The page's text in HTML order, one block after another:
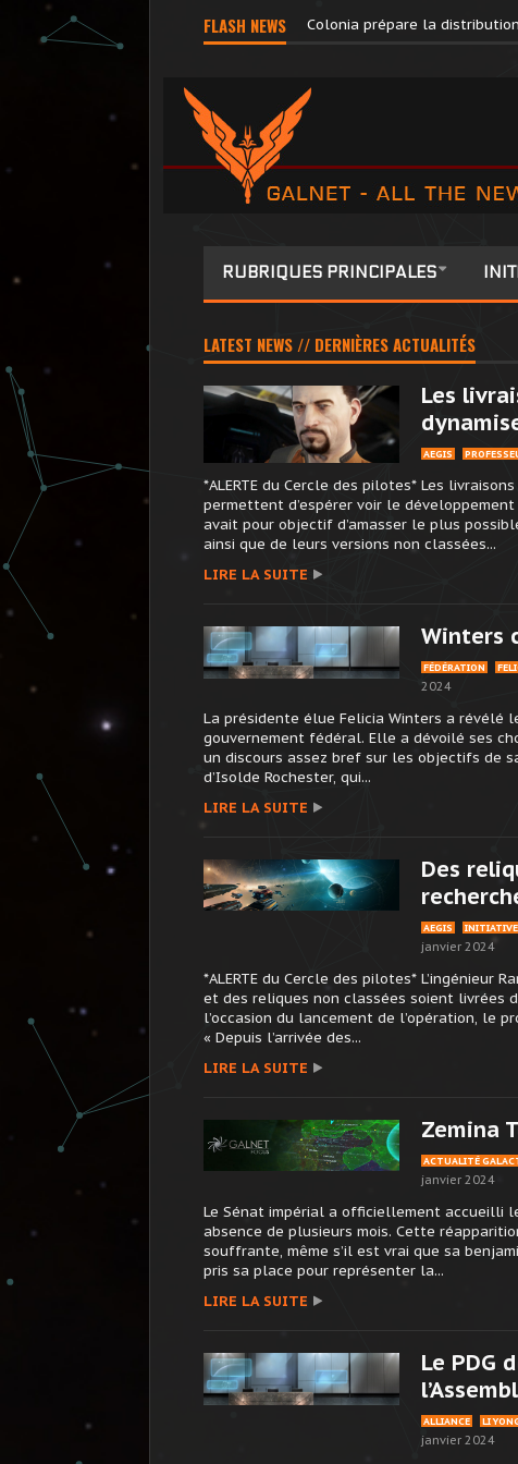
FLASH NEWS Pilots’ Federation Directs
RUBRIQUES PRINCIPALES
LATEST NEWS // DERNIÈRES ACTUALITÉS
Les
AEGIS
*ALERTE du Cercle des pilotes* Les
permettent d’espérer voir le développement
avait pour objectif d’amasser le plus
ainsi que de leurs versions non classées...
LIRE LA SUITE
Winters
FÉDÉRATION
2024
La présidente élue Felicia Winters a révélé
gouvernement fédéral. Elle a dévoilé ses
un discours assez bref sur les objectifs de
d’Isolde Rochester, qui...
LIRE LA SUITE
Des
AEGIS
janvier 2024
*ALERTE du Cercle des pilotes* L’ingénieur
et des reliques non classées soient livrées
l’occasion du lancement de l’opération, le
« Depuis l’arrivée des...
LIRE LA SUITE
Zemina
ACTUALITÉ
janvier 2024
Le Sénat impérial a officiellement accueilli
absence de plusieurs mois. Cette
souffrante, même s’il est vrai que sa
pris sa place pour représenter la...
LIRE LA SUITE
Le PDG
ALLIANCE LI
janvier 2024